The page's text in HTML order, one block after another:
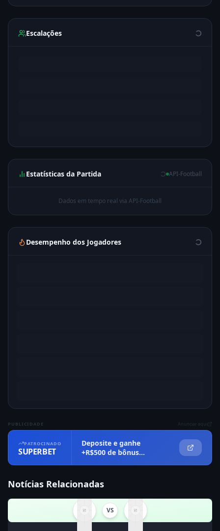
Escalações
Estatísticas da Partida API-Football
Dados em tempo real via API-Football
Desempenho dos Jogadores
PUBLICIDADE Anunciar aqui
PATROCINADO
SUPERBET
Deposite e ganhe
+R$500 de bônus
Notícias Relacionadas
VS